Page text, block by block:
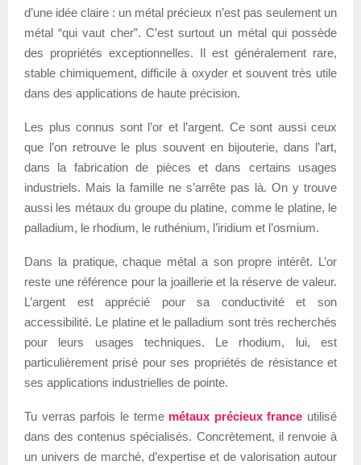
d’une idée claire : un métal précieux n’est pas seulement un
métal “qui vaut cher”. C’est surtout un métal qui possède
des propriétés exceptionnelles. Il est généralement rare,
stable chimiquement, difficile à oxyder et souvent très utile
dans des applications de haute précision.
Les plus connus sont l’or et l’argent. Ce sont aussi ceux
que l’on retrouve le plus souvent en bijouterie, dans l’art,
dans la fabrication de pièces et dans certains usages
industriels. Mais la famille ne s’arrête pas là. On y trouve
aussi les métaux du groupe du platine, comme le platine, le
palladium, le rhodium, le ruthénium, l’iridium et l’osmium.
Dans la pratique, chaque métal a son propre intérêt. L’or
reste une référence pour la joaillerie et la réserve de valeur.
L’argent est apprécié pour sa conductivité et son
accessibilité. Le platine et le palladium sont très recherchés
pour leurs usages techniques. Le rhodium, lui, est
particulièrement prisé pour ses propriétés de résistance et
ses applications industrielles de pointe.
Tu verras parfois le terme métaux précieux france utilisé
dans des contenus spécialisés. Concrètement, il renvoie à
un univers de marché, d’expertise et de valorisation autour